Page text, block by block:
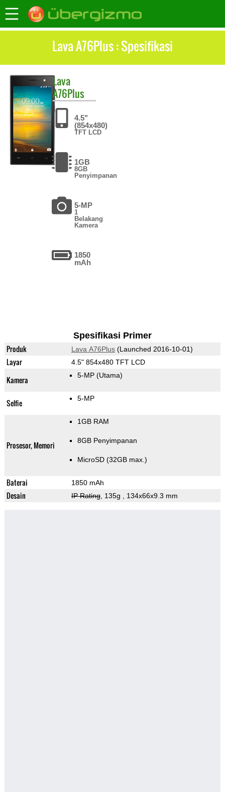
Lava A76Plus : Spesifikasi
Lava
A76Plus
4.5"
(854x480)
TFT LCD
1GB
8GB
Penyimpanan
5-MP
1
Belakang
Kamera
1850
mAh
Spesifikasi Primer
Produk Lava A76Plus(Launched 2016-10-01)
Layar 4.5" 854x480 TFT LCD
Kamera 5-MP (Utama)
Selfie 5-MP
Prosesor, Memori
1GB RAM
8GB Penyimpanan
MicroSD (32GB max.)
Baterai 1850 mAh
Desain IP Rating, 135g , 134x66x9.3 mm